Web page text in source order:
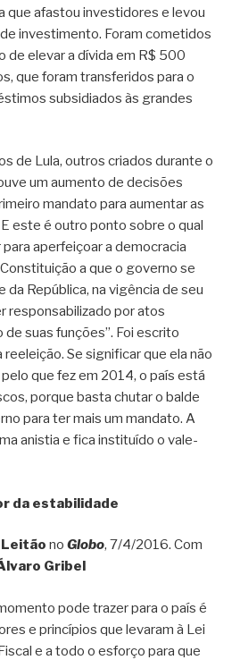
que afastou investidores e levou
investimento. Foram cometidos
de elevar a dívida em R$ 500
que foram transferidos para o
subsidiados às grandes
de Lula, outros criados durante o
um aumento de decisões
mandato para aumentar as
este é outro ponto sobre o qual
aperfeiçoar a democracia
a que o governo se
da República, na vigência de seu
responsabilizado por atos
suas funções”. Foi escrito
Se significar que ela não
que fez em 2014, o país está
porque basta chutar o balde
para ter mais um mandato. A
anistia e fica instituído o vale-
da estabilidade
no Globo, 7/4/2016. Com
Gribel
pode trazer para o país é
e princípios que levaram à Lei
e a todo o esforço para que